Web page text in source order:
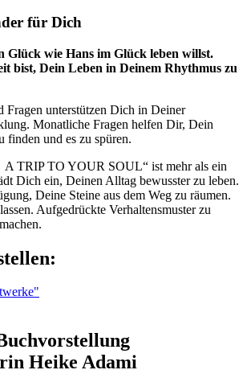
für Dich
Glück wie Hans im Glück leben willst.
bist, Dein Leben in Deinem Rhythmus zu
Fragen unterstützen Dich in Deiner
Monatliche Fragen helfen Dir, Dein
finden und es zu spüren.
A TRIP TO YOUR SOUL“ ist mehr als ein
Dich ein, Deinen Alltag bewusster zu leben.
Deine Steine aus dem Weg zu räumen.
Aufgedrückte Verhaltensmuster zu
Heike Adami